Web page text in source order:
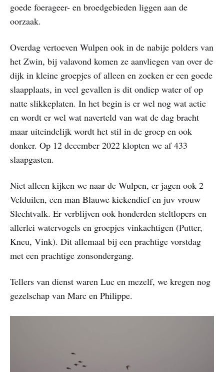
goede foerageer- en broedgebieden liggen aan de
oorzaak.
Overdag vertoeven Wulpen ook in de nabije polders van
het Zwin, bij valavond komen ze aanvliegen van over de
dijk in kleine groepjes of alleen en zoeken er een goede
slaapplaats, in veel gevallen is dit ondiep water of op
natte slikkeplaten. In het begin is er wel nog wat actie
en wordt er wel wat naverteld van wat de dag bracht
maar uiteindelijk wordt het stil in de groep en ook
donker. Op 12 december 2022 klopten we af 433
slaapgasten.
Niet alleen kijken we naar de Wulpen, er jagen ook 2
Velduilen, een man Blauwe kiekendief en juv vrouw
Slechtvalk. Er verblijven ook honderden steltlopers en
allerlei watervogels en groepjes vinkachtigen (Putter,
Kneu, Vink). Dit allemaal bij een prachtige vorstdag
met een prachtige zonsondergang.
Tellers van dienst waren Luc en mezelf, we kregen nog
gezelschap van Marc en Philippe.